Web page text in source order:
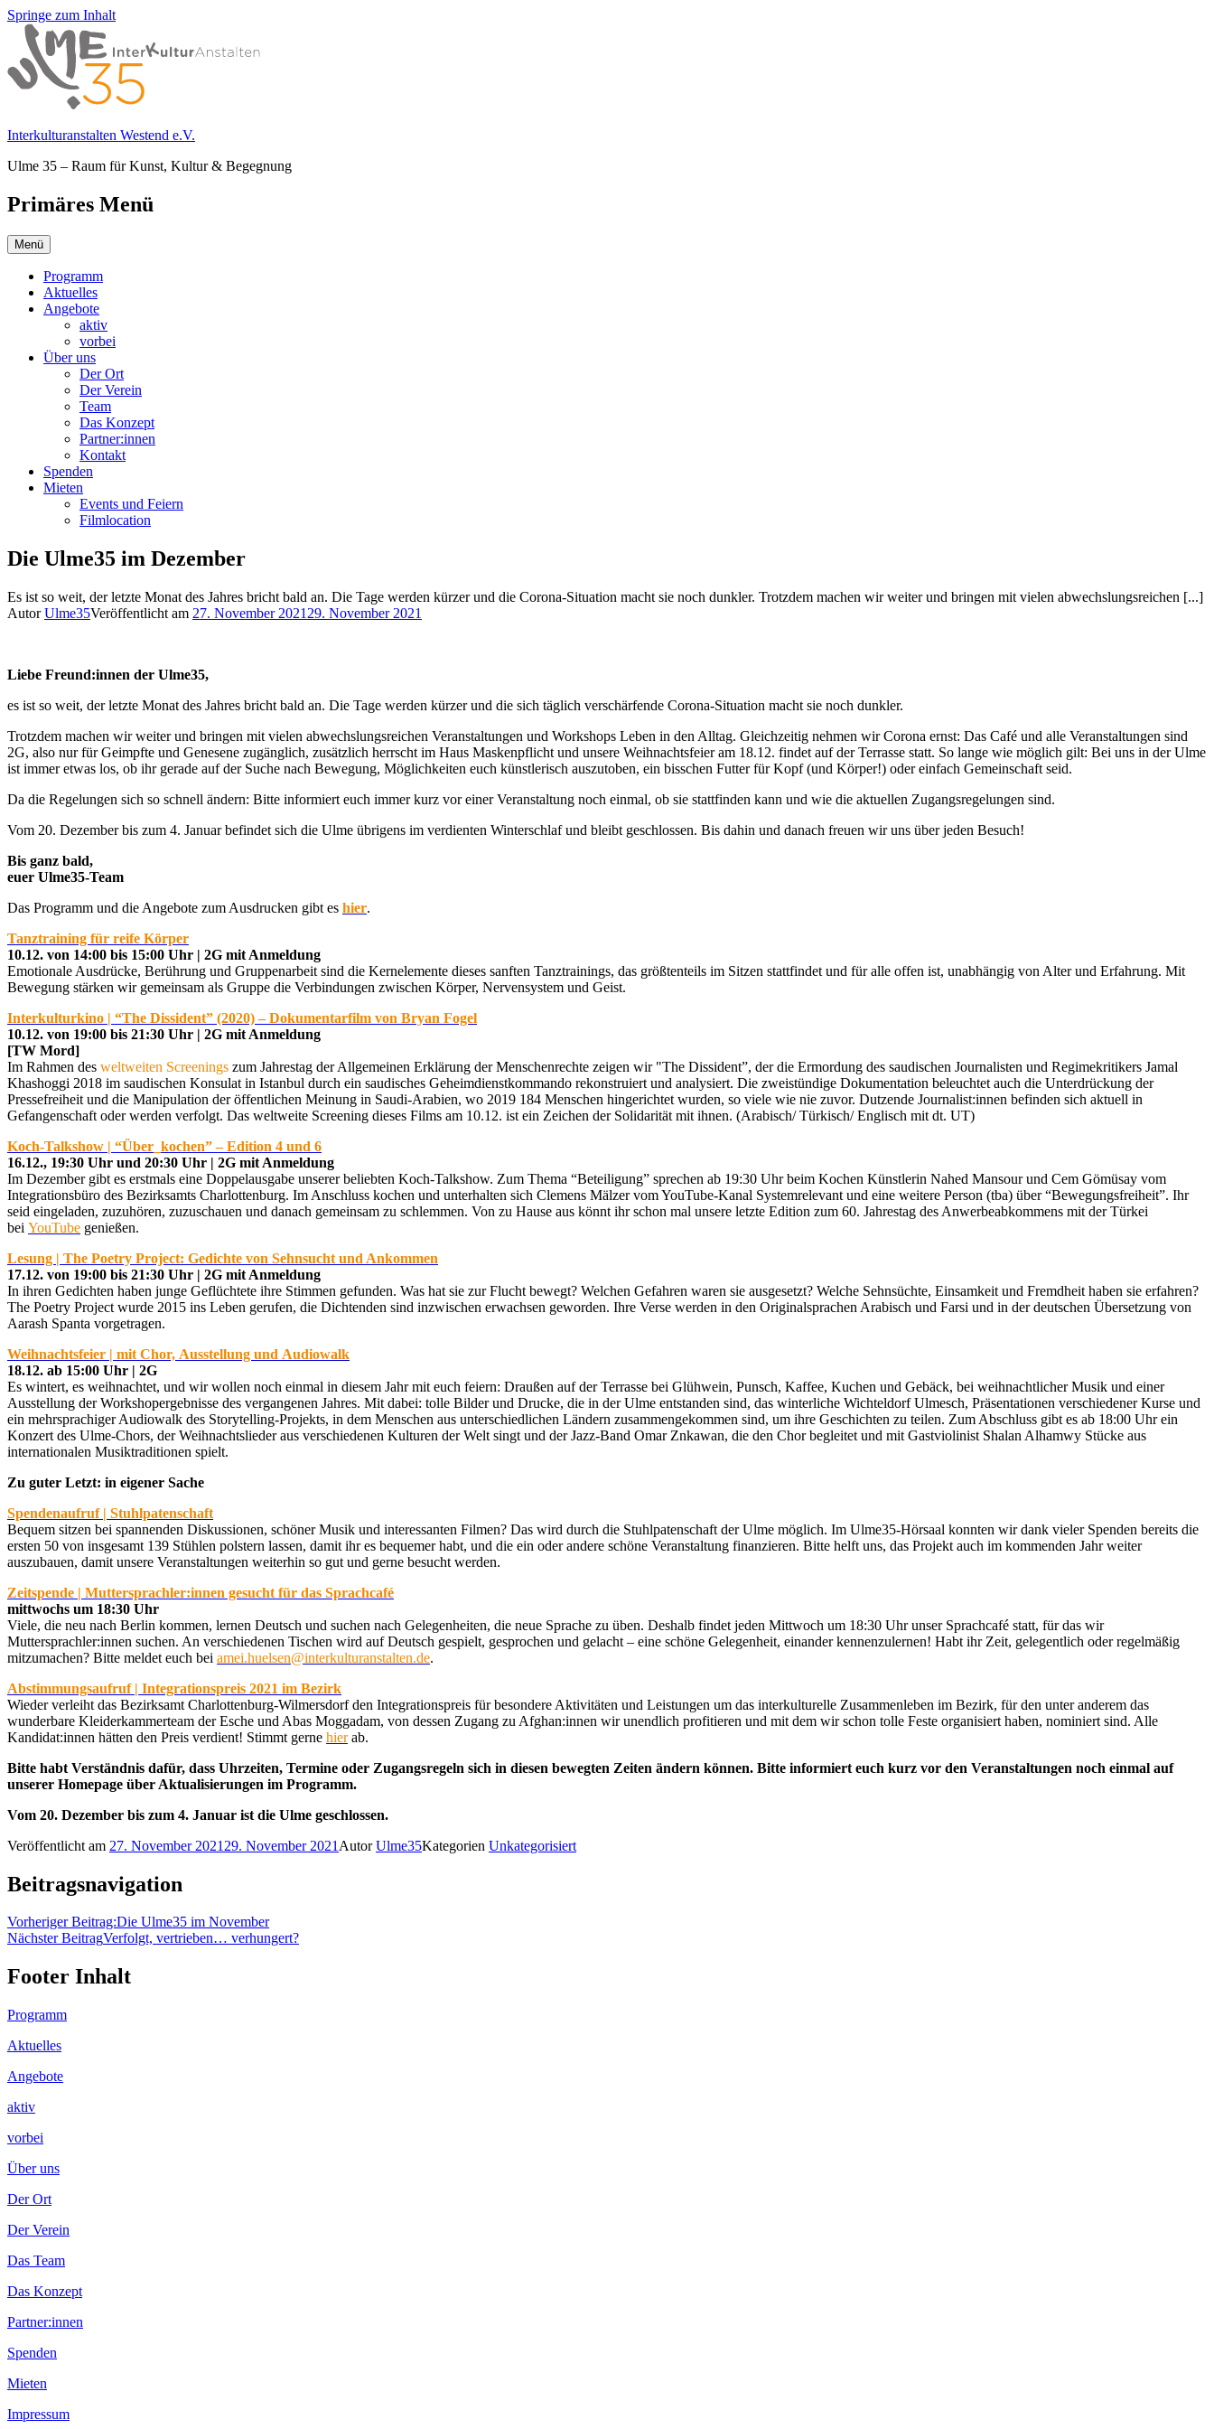
Springe zum Inhalt
Interkulturanstalten Westend e.V.
Ulme 35 – Raum für Kunst, Kultur & Begegnung
Primäres Menü
Menü
Programm
Aktuelles
Angebote
aktiv
vorbei
Über uns
Der Ort
Der Verein
Team
Das Konzept
Partner:innen
Kontakt
Spenden
Mieten
Events und Feiern
Filmlocation
Die Ulme35 im Dezember
Es ist so weit, der letzte Monat des Jahres bricht bald an. Die Tage werden kürzer und die Corona-Situation macht sie noch dunkler. Trotzdem machen wir weiter und bringen mit vielen abwechslungsreichen [...]
AutorUlme35Veröffentlicht am 27. November 2021 29. November 2021
Liebe Freund:innen der Ulme35,
es ist so weit, der letzte Monat des Jahres bricht bald an. Die Tage werden kürzer und die sich täglich verschärfende Corona-Situation macht sie noch dunkler.
Trotzdem machen wir weiter und bringen mit vielen abwechslungsreichen Veranstaltungen und Workshops Leben in den Alltag. Gleichzeitig nehmen wir Corona ernst: Das Café und alle Veranstaltungen sind
2G, also nur für Geimpfte und Genesene zugänglich, zusätzlich herrscht im Haus Maskenpflicht und unsere Weihnachtsfeier am 18.12. findet auf der Terrasse statt. So lange wie möglich gilt: Bei uns in der Ulme
ist immer etwas los, ob ihr gerade auf der Suche nach Bewegung, Möglichkeiten euch künstlerisch auszutoben, ein bisschen Futter für Kopf (und Körper!) oder einfach Gemeinschaft seid.
Da die Regelungen sich so schnell ändern: Bitte informiert euch immer kurz vor einer Veranstaltung noch einmal, ob sie stattfinden kann und wie die aktuellen Zugangsregelungen sind.
Vom 20. Dezember bis zum 4. Januar befindet sich die Ulme übrigens im verdienten Winterschlaf und bleibt geschlossen. Bis dahin und danach freuen wir uns über jeden Besuch!
Bis ganz bald,
euer Ulme35-Team
Das Programm und die Angebote zum Ausdrucken gibt es hier.
Tanztraining für reife Körper
10.12. von 14:00 bis 15:00 Uhr | 2G mit Anmeldung
Emotionale Ausdrücke, Berührung und Gruppenarbeit sind die Kernelemente dieses sanften Tanztrainings, das größtenteils im Sitzen stattfindet und für alle offen ist, unabhängig von Alter und Erfahrung. Mit
Bewegung stärken wir gemeinsam als Gruppe die Verbindungen zwischen Körper, Nervensystem und Geist.
Interkulturkino | “The Dissident” (2020) – Dokumentarfilm von Bryan Fogel
10.12. von 19:00 bis 21:30 Uhr | 2G mit Anmeldung
[TW Mord]
Im Rahmen des weltweiten Screenings zum Jahrestag der Allgemeinen Erklärung der Menschenrechte zeigen wir "The Dissident”, der die Ermordung des saudischen Journalisten und Regimekritikers Jamal
Khashoggi 2018 im saudischen Konsulat in Istanbul durch ein saudisches Geheimdienstkommando rekonstruiert und analysiert. Die zweistündige Dokumentation beleuchtet auch die Unterdrückung der
Pressefreiheit und die Manipulation der öffentlichen Meinung in Saudi-Arabien, wo 2019 184 Menschen hingerichtet wurden, so viele wie nie zuvor. Dutzende Journalist:innen befinden sich aktuell in
Gefangenschaft oder werden verfolgt. Das weltweite Screening dieses Films am 10.12. ist ein Zeichen der Solidarität mit ihnen. (Arabisch/ Türkisch/ Englisch mit dt. UT)
Koch-Talkshow | “Über_kochen” – Edition 4 und 6
16.12., 19:30 Uhr und 20:30 Uhr | 2G mit Anmeldung
Im Dezember gibt es erstmals eine Doppelausgabe unserer beliebten Koch-Talkshow. Zum Thema “Beteiligung” sprechen ab 19:30 Uhr beim Kochen Künstlerin Nahed Mansour und Cem Gömüsay vom
Integrationsbüro des Bezirksamts Charlottenburg. Im Anschluss kochen und unterhalten sich Clemens Mälzer vom YouTube-Kanal Systemrelevant und eine weitere Person (tba) über “Bewegungsfreiheit”. Ihr
seid eingeladen, zuzuhören, zuzuschauen und danach gemeinsam zu schlemmen. Von zu Hause aus könnt ihr schon mal unsere letzte Edition zum 60. Jahrestag des Anwerbeabkommens mit der Türkei
bei YouTube genießen.
Lesung | The Poetry Project: Gedichte von Sehnsucht und Ankommen
17.12. von 19:00 bis 21:30 Uhr | 2G mit Anmeldung
In ihren Gedichten haben junge Geflüchtete ihre Stimmen gefunden. Was hat sie zur Flucht bewegt? Welchen Gefahren waren sie ausgesetzt? Welche Sehnsüchte, Einsamkeit und Fremdheit haben sie erfahren?
The Poetry Project wurde 2015 ins Leben gerufen, die Dichtenden sind inzwischen erwachsen geworden. Ihre Verse werden in den Originalsprachen Arabisch und Farsi und in der deutschen Übersetzung von
Aarash Spanta vorgetragen.
Weihnachtsfeier | mit Chor, Ausstellung und Audiowalk
18.12. ab 15:00 Uhr | 2G
Es wintert, es weihnachtet, und wir wollen noch einmal in diesem Jahr mit euch feiern: Draußen auf der Terrasse bei Glühwein, Punsch, Kaffee, Kuchen und Gebäck, bei weihnachtlicher Musik und einer
Ausstellung der Workshopergebnisse des vergangenen Jahres. Mit dabei: tolle Bilder und Drucke, die in der Ulme entstanden sind, das winterliche Wichteldorf Ulmesch, Präsentationen verschiedener Kurse und
ein mehrsprachiger Audiowalk des Storytelling-Projekts, in dem Menschen aus unterschiedlichen Ländern zusammengekommen sind, um ihre Geschichten zu teilen. Zum Abschluss gibt es ab 18:00 Uhr ein
Konzert des Ulme-Chors, der Weihnachtslieder aus verschiedenen Kulturen der Welt singt und der Jazz-Band Omar Znkawan, die den Chor begleitet und mit Gastviolinist Shalan Alhamwy Stücke aus
internationalen Musiktraditionen spielt.
Zu guter Letzt: in eigener Sache
Spendenaufruf | Stuhlpatenschaft
Bequem sitzen bei spannenden Diskussionen, schöner Musik und interessanten Filmen? Das wird durch die Stuhlpatenschaft der Ulme möglich. Im Ulme35-Hörsaal konnten wir dank vieler Spenden bereits die
ersten 50 von insgesamt 139 Stühlen polstern lassen, damit ihr es bequemer habt, und die ein oder andere schöne Veranstaltung finanzieren. Bitte helft uns, das Projekt auch im kommenden Jahr weiter
auszubauen, damit unsere Veranstaltungen weiterhin so gut und gerne besucht werden.
Zeitspende | Muttersprachler:innen gesucht für das Sprachcafé
mittwochs um 18:30 Uhr
Viele, die neu nach Berlin kommen, lernen Deutsch und suchen nach Gelegenheiten, die neue Sprache zu üben. Deshalb findet jeden Mittwoch um 18:30 Uhr unser Sprachcafé statt, für das wir
Muttersprachler:innen suchen. An verschiedenen Tischen wird auf Deutsch gespielt, gesprochen und gelacht – eine schöne Gelegenheit, einander kennenzulernen! Habt ihr Zeit, gelegentlich oder regelmäßig
mitzumachen? Bitte meldet euch bei amei.huelsen@interkulturanstalten.de.
Abstimmungsaufruf | Integrationspreis 2021 im Bezirk
Wieder verleiht das Bezirksamt Charlottenburg-Wilmersdorf den Integrationspreis für besondere Aktivitäten und Leistungen um das interkulturelle Zusammenleben im Bezirk, für den unter anderem das
wunderbare Kleiderkammerteam der Esche und Abas Moggadam, von dessen Zugang zu Afghan:innen wir unendlich profitieren und mit dem wir schon tolle Feste organisiert haben, nominiert sind. Alle
Kandidat:innen hätten den Preis verdient! Stimmt gerne hierab.
Bitte habt Verständnis dafür, dass Uhrzeiten, Termine oder Zugangsregeln sich in diesen bewegten Zeiten ändern können. Bitte informiert euch kurz vor den Veranstaltungen noch einmal auf
unserer Homepage über Aktualisierungen im Programm.
Vom 20. Dezember bis zum 4. Januar ist die Ulme geschlossen.
Veröffentlicht am 27. November 2021 29. November 2021 AutorUlme35Kategorien Unkategorisiert
Beitragsnavigation
Vorheriger Beitrag:Die Ulme35 im November
Nächster BeitragVerfolgt, vertrieben… verhungert?
Footer Inhalt
Programm
Aktuelles
Angebote
aktiv
vorbei
Über uns
Der Ort
Der Verein
Das Team
Das Konzept
Partner:innen
Spenden
Mieten
Impressum